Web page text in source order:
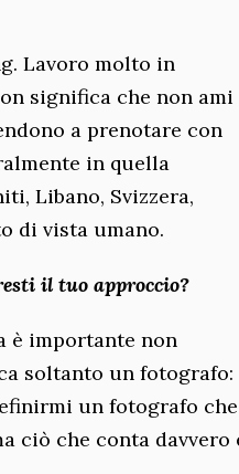
Lavoro molto in
significa che non ami
a prenotare con
in quella
Libano, Svizzera,
di vista umano.
il tuo approccio?
è importante non
soltanto un fotografo:
un fotografo che
ciò che conta davvero